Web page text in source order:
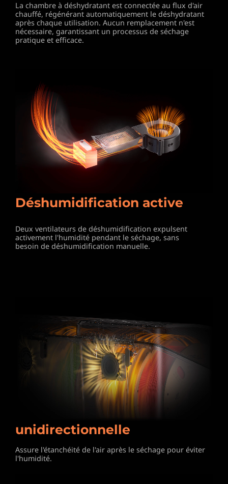
La chambre à déshydratant est connectée au flux d'air
chauffé, régénérant automatiquement le déshydratant
après chaque utilisation. Aucun remplacement n'est
nécessaire, garantissant un processus de séchage
pratique et efficace.
Déshumidification active
Deux ventilateurs de déshumidification expulsent
activement l'humidité pendant le séchage, sans
besoin de déshumidification manuelle.
Conception de valve
unidirectionnelle
Assure l'étanchéité de l'air après le séchage pour éviter
l'humidité.